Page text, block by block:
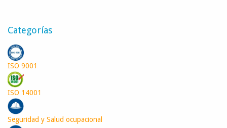
Categorías
ISO 9001
ISO 14001
Seguridad y Salud ocupacional